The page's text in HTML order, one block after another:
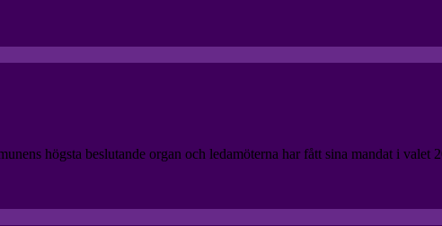
högsta beslutande organ och ledamöterna har fått sina mandat i valet